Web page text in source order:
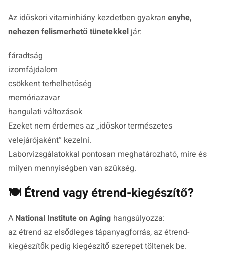
Az időskori vitaminhiány kezdetben gyakran enyhe,
nehezen felismerhető tünetekkel jár:
fáradtság
izomfájdalom
csökkent terhelhetőség
memóriazavar
hangulati változások
Ezeket nem érdemes az „időskor természetes
velejárójaként” kezelni.
Laborvizsgálatokkal pontosan meghatározható, mire és
milyen mennyiségben van szükség.
🍽️ Étrend vagy étrend-kiegészítő?
A National Institute on Aging hangsúlyozza:
az étrend az elsődleges tápanyagforrás, az étrend-
kiegészítők pedig kiegészítő szerepet töltenek be.